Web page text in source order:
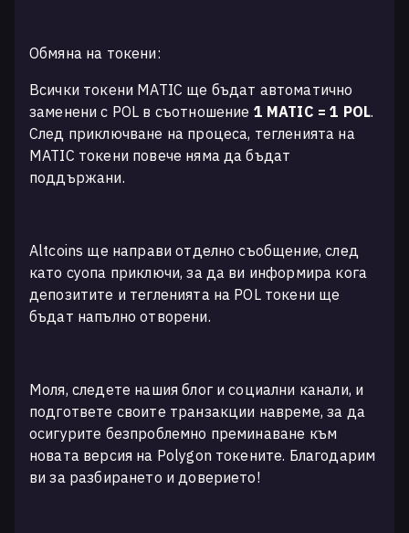
Обмяна на токени:
Всички токени MATIC ще бъдат автоматично
заменени с POL в съотношение 1 MATIC = 1 POL.
След приключване на процеса, тегленията на
MATIC токени повече няма да бъдат
поддържани.
Altcoins ще направи отделно съобщение, след
като суопа приключи, за да ви информира кога
депозитите и тегленията на POL токени ще
бъдат напълно отворени.
Моля, следете нашия блог и социални канали, и
подгответе своите транзакции навреме, за да
осигурите безпроблемно преминаване към
новата версия на Polygon токените. Благодарим
ви за разбирането и доверието!